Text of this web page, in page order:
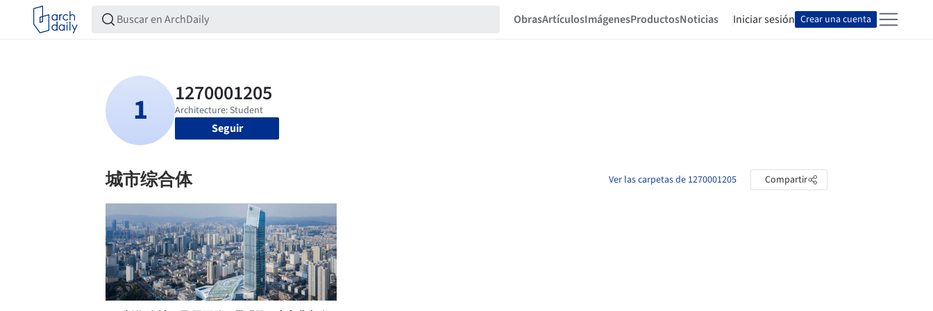
ObrasArtículosImágenesProductosNoticias Iniciar sesión Crear una cuenta
Seguir
城市综合体 Ver las carpetas de 1270001205 Compartir